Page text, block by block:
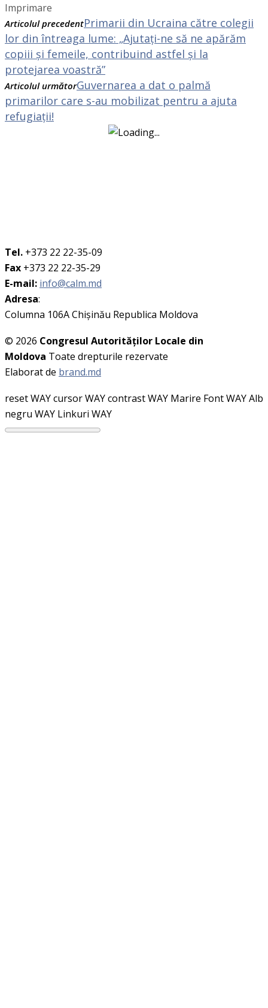
Imprimare
Articolul precedentPrimarii din Ucraina către colegii
lor din întreaga lume: „Ajutați-ne să ne apărăm
copiii și femeile, contribuind astfel și la
protejarea voastră”
Articolul următorGuvernarea a dat o palmă
primarilor care s-au mobilizat pentru a ajuta
refugiații!
Tel. +373 22 22-35-09
Fax +373 22 22-35-29
E-mail: info@calm.md
Adresa:
Columna 106A Chişinău Republica Moldova
© 2026 Congresul Autorităţilor Locale din
Moldova Toate drepturile rezervate
Elaborat de brand.md
reset WAYcursor WAYcontrast WAY Marire Font WAYAlb
negru WAY Linkuri WAY